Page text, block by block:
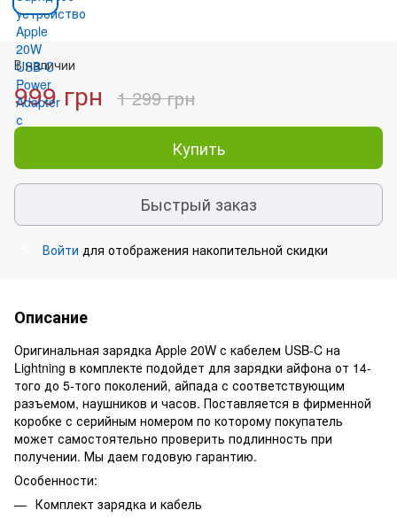
В наличии
999 грн 1 299 грн
Купить
Быстрый заказ
Войти для отображения накопительной скидки
Описание
Оригинальная зарядка Apple 20W с кабелем USB-C на
Lightning в комплекте подойдет для зарядки айфона от 14-
того до 5-того поколений, айпада с соответствующим
разъемом, наушников и часов. Поставляется в фирменной
коробке с серийным номером по которому покупатель
может самостоятельно проверить подлинность при
получении. Мы даем годовую гарантию.
Особенности:
Комплект зарядка и кабель